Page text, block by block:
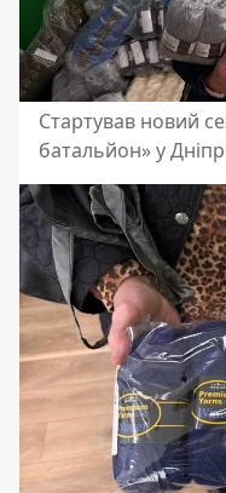
Стартував новий
батальйон» у